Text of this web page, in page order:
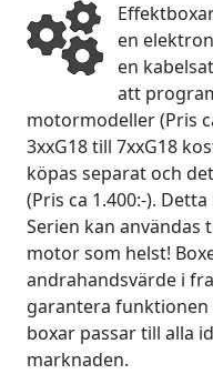
en
en
att
motormodeller (Pris
3xxG18 till 7xxG18
köpas separat och
(Pris ca 1.400:-).
Serien kan användas
motor som helst!
andrahandsvärde i
garantera funktionen
boxar passar till alla
marknaden.